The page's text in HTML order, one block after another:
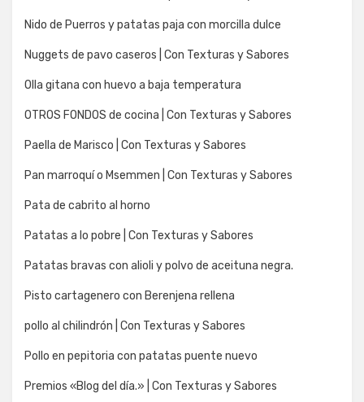
Nido de Puerros y patatas paja con morcilla dulce
Nuggets de pavo caseros | Con Texturas y Sabores
Olla gitana con huevo a baja temperatura
OTROS FONDOS de cocina | Con Texturas y Sabores
Paella de Marisco | Con Texturas y Sabores
Pan marroquí o Msemmen | Con Texturas y Sabores
Pata de cabrito al horno
Patatas a lo pobre | Con Texturas y Sabores
Patatas bravas con alioli y polvo de aceituna negra.
Pisto cartagenero con Berenjena rellena
pollo al chilindrón | Con Texturas y Sabores
Pollo en pepitoria con patatas puente nuevo
Premios «Blog del día.» | Con Texturas y Sabores